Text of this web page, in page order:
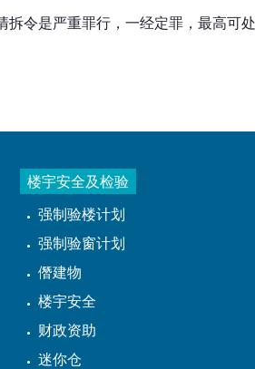
令是严重罪行，一经定罪，最高可
楼宇安全及检验
强制验楼计划
强制验窗计划
僭建物
楼宇安全
财政资助
迷你仓